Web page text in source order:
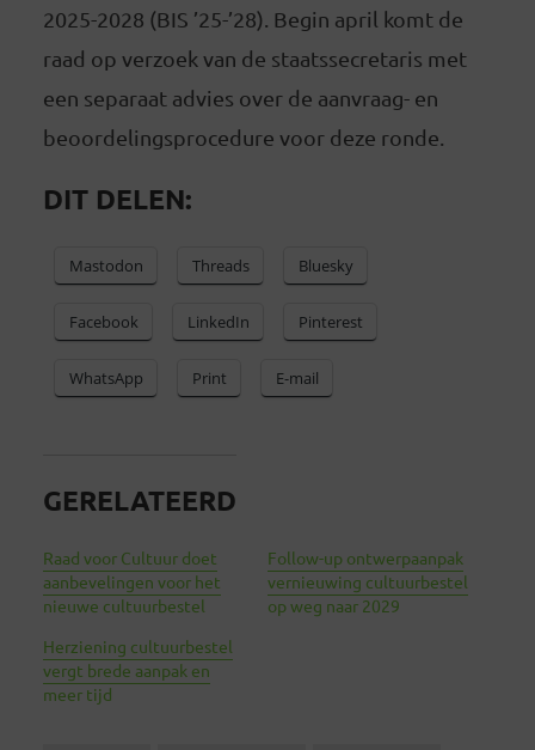
2025-2028 (BIS ’25-’28). Begin april komt de
raad op verzoek van de staatssecretaris met
een separaat advies over de aanvraag- en
beoordelingsprocedure voor deze ronde.
DIT DELEN:
Mastodon Threads Bluesky
Facebook LinkedIn Pinterest
WhatsApp Print E-mail
GERELATEERD
Raad voor Cultuur doet
aanbevelingen voor het
nieuwe cultuurbestel
Follow-up ontwerpaanpak
vernieuwing cultuurbestel
op weg naar 2029
Herziening cultuurbestel
vergt brede aanpak en
meer tijd